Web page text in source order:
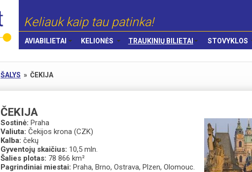
Keliauk kaip tau patinka!
AVIABILIETAI KELIONĖS TRAUKINIŲ BILIETAI STOVYKLOS
ŠALYS » ČEKIJA
ČEKIJA
Sostinė: Praha
Valiuta: Čekijos krona (CZK)
Kalba: čekų
Gyventojų skaičius: 10,5 mln.
Šalies plotas: 78 866 km²
Pagrindiniai miestai: Praha, Brno, Ostrava, Plzen, Olomouc.